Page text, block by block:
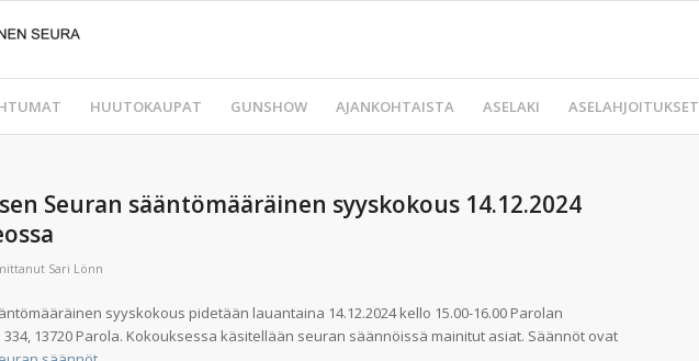
HUUTOKAUPAT GUNSHOW AJANKOHTAISTA ASELAKI ASELAHJOITUKSET
Seuran sääntömääräinen syyskokous 14.12.2024
Sari Lönn
syyskokous pidetään lauantaina 14.12.2024 kello 15.00-16.00 Parolan
13720 Parola. Kokouksessa käsitellään seuran säännöissä mainitut asiat. Säännöt ovat